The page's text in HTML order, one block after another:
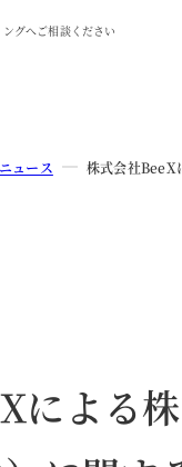
グへご相談ください
ュース 株式会社BeeX
による